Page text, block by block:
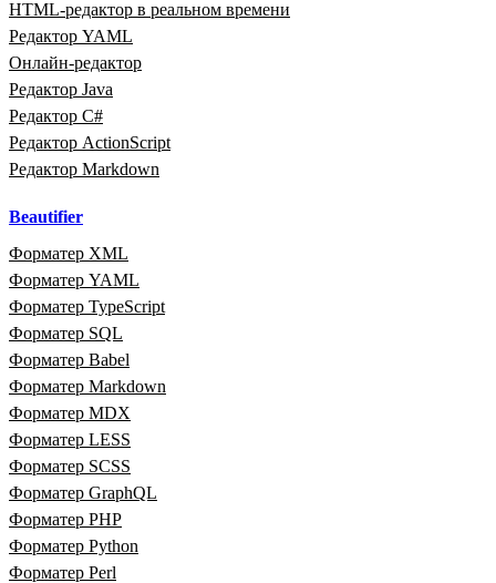
HTML‑редактор в реальном времени
Редактор YAML
Онлайн‑редактор
Редактор Java
Редактор C#
Редактор ActionScript
Редактор Markdown
Beautifier
Форматер XML
Форматер YAML
Форматер TypeScript
Форматер SQL
Форматер Babel
Форматер Markdown
Форматер MDX
Форматер LESS
Форматер SCSS
Форматер GraphQL
Форматер PHP
Форматер Python
Форматер Perl